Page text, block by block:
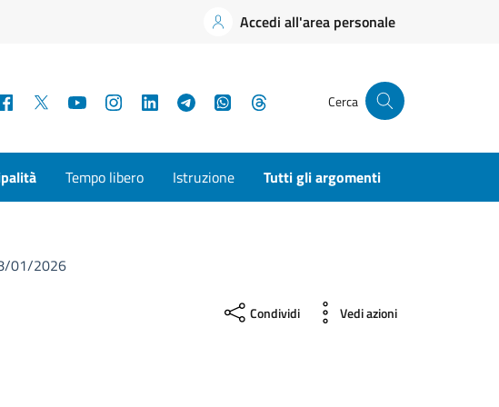
Accedi all'area personale
Facebook YouTubeInstagramLinkedInTelegramWhatsApp Cerca
Tempo libero Istruzione Tutti gli argomenti
01/2026
Condividi Vedi azioni